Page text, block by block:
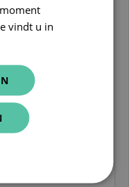
en hoe
De premie geldt
vindt u in